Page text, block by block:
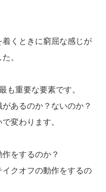
くときに窮屈な感じが
。
も重要な要素です。
あるのか？ないのか？
変わります。
をするのか？
クオフの動作をするの